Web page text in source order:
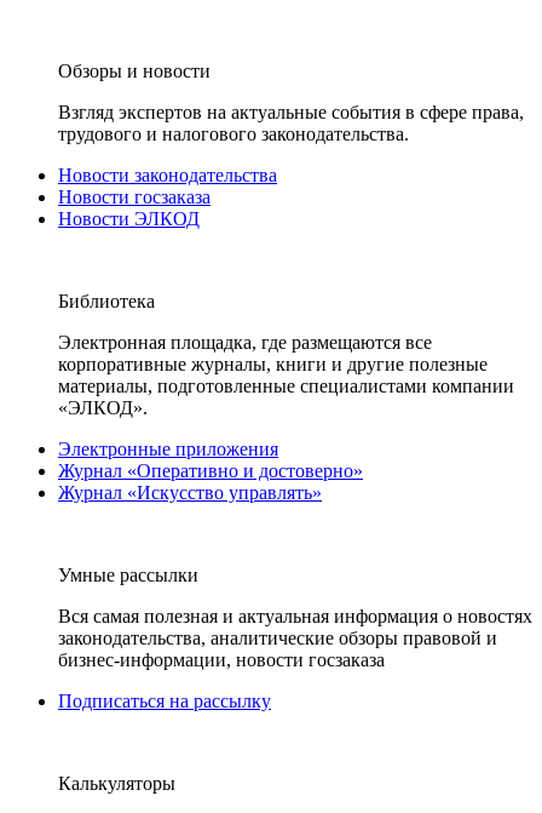
Обзоры и новости
Взгляд экспертов на актуальные события в сфере права,
трудового и налогового законодательства.
Новости законодательства
Новости госзаказа
Новости ЭЛКОД
Библиотека
Электронная площадка, где размещаются все
корпоративные журналы, книги и другие полезные
материалы, подготовленные специалистами компании
«ЭЛКОД».
Электронные приложения
Журнал «Оперативно и достоверно»
Журнал «Искусство управлять»
Умные рассылки
Вся самая полезная и актуальная информация о новостях
законодательства, аналитические обзоры правовой и
бизнес-информации, новости госзаказа
Подписаться на рассылку
Калькуляторы